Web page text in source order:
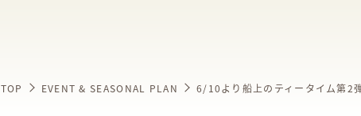
TOP EVENT & SEASONAL PLAN 6/10より船上のティータイム第2